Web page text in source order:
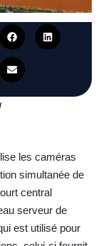
les caméras
simultanée de
central
serveur de
est utilisé pour